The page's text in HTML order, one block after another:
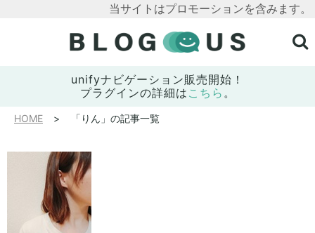
当サイトはプロモーションを含みます。
unifyナビゲーション販売開始！
プラグインの詳細は こちら 。
HOME 「りん」の記事一覧